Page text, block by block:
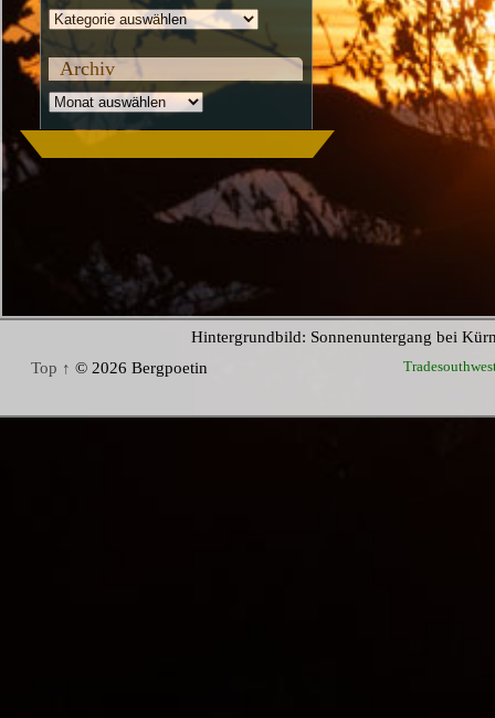
Kategorien
Archiv
Archiv
Hintergrundbild: Sonnenuntergang bei
Top ↑ © 2026 Bergpoetin